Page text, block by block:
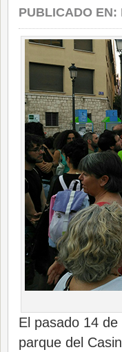
PUBLICADO EN:
El pasado 14
parque del